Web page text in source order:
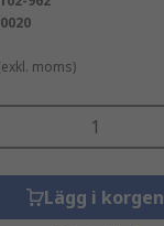
moms)
Lägg i korgen